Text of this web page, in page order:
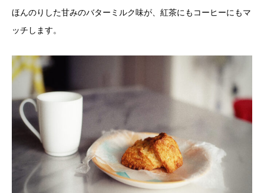
ほんのりした甘みのバターミルク味が、紅茶にもコーヒーにもマ
ッチします。